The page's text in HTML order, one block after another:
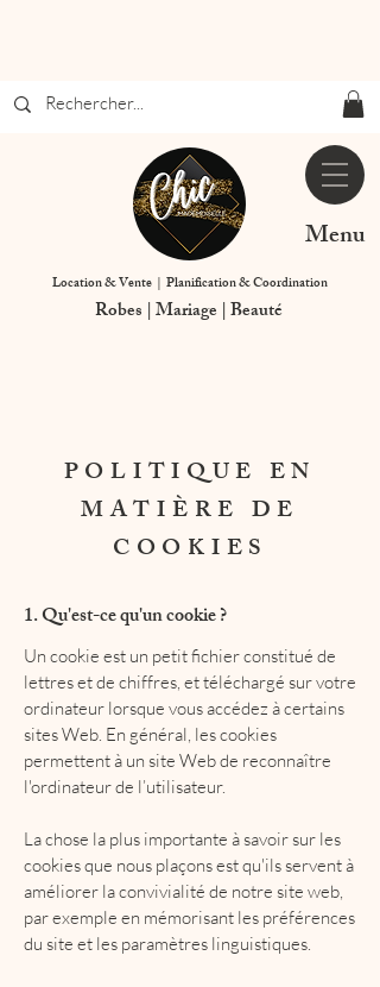
Menu
Location & Vente | Planification & Coordination
Robes | Mariage | Beauté
POLITIQUE EN
MATIÈRE DE
COOKIES
1. Qu'est-ce qu'un cookie ?
Un cookie est un petit fichier constitué de
lettres et de chiffres, et téléchargé sur votre
ordinateur lorsque vous accédez à certains
sites Web. En général, les cookies
permettent à un site Web de reconnaître
l'ordinateur de l’utilisateur.
La chose la plus importante à savoir sur les
cookies que nous plaçons est qu'ils servent à
améliorer la convivialité de notre site web,
par exemple en mémorisant les préférences
du site et les paramètres linguistiques.